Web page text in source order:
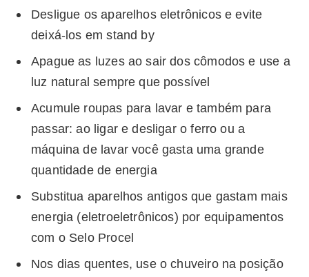
Desligue os aparelhos eletrônicos e evite
deixá-los em stand by
Apague as luzes ao sair dos cômodos e use a
luz natural sempre que possível
Acumule roupas para lavar e também para
passar: ao ligar e desligar o ferro ou a
máquina de lavar você gasta uma grande
quantidade de energia
Substitua aparelhos antigos que gastam mais
energia (eletroeletrônicos) por equipamentos
com o Selo Procel
Nos dias quentes, use o chuveiro na posição